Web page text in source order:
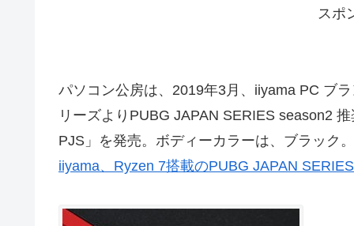
スポ
パソコン公房は、2019年3月、iiyama PC ブ
リーズよりPUBG JAPAN SERIES season2
PJS」を発売。ボディーカラーは、ブラック。
iiyama、Ryzen 7搭載のPUBG JAPAN